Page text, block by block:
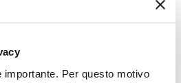
importante. Per questo motivo
delle Colline
expand_more